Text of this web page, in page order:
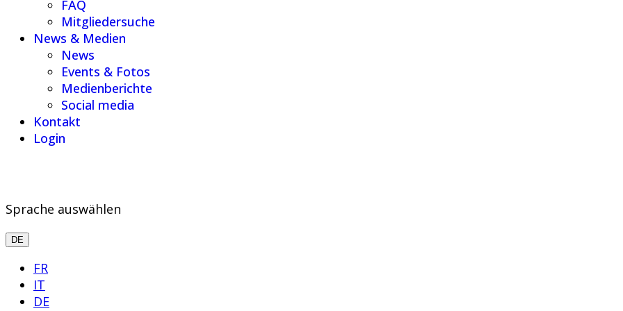
FAQ
Mitgliedersuche
News & Medien
News
Events & Fotos
Medienberichte
Social media
Kontakt
Login
Sprache auswählen
DE
FR
IT
DE